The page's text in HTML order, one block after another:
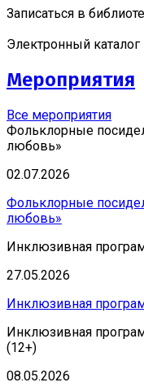
Записаться в
Электронный каталог
Мероприятия
Все мероприятия
Фольклорные
любовь»
02.07.2026
Фольклорные
любовь»
Инклюзивная
27.05.2026
Инклюзивная
Инклюзивная
(12+)
08.05.2026